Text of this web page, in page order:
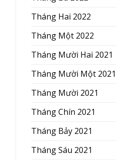
Tháng Hai 2022
Tháng Một 2022
Tháng Mười Hai 2021
Tháng Mười Một 2021
Tháng Mười 2021
Tháng Chín 2021
Tháng Bảy 2021
Tháng Sáu 2021